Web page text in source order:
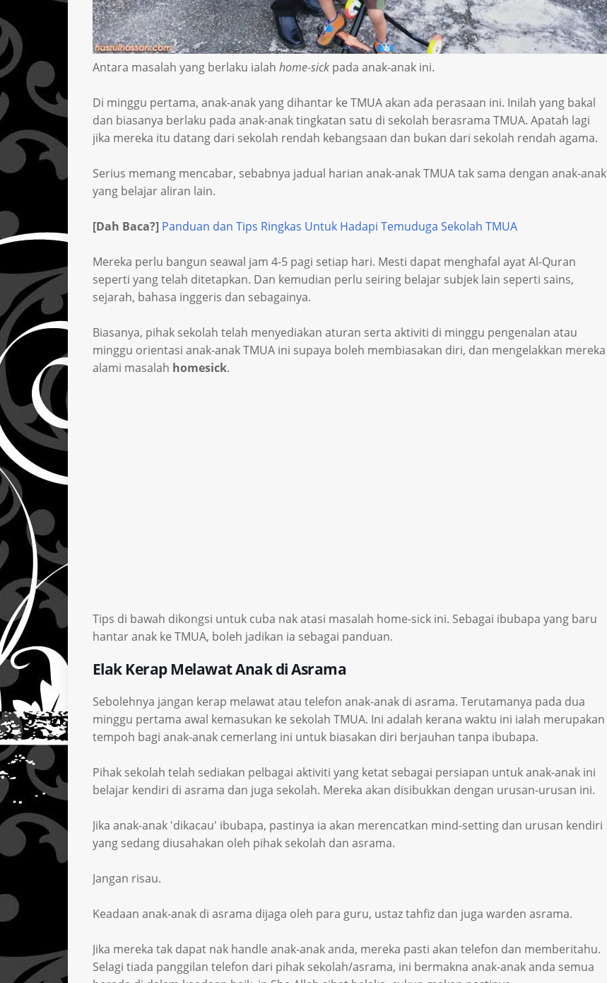
Antara masalah yang berlaku ialah home-sickpada anak-anak ini.
Di minggu pertama, anak-anak yang dihantar ke TMUA akan ada perasaan ini. Inilah yang bakal
dan biasanya berlaku pada anak-anak tingkatan satu di sekolah berasrama TMUA. Apatah lagi
jika mereka itu datang dari sekolah rendah kebangsaan dan bukan dari sekolah rendah agama.
Serius memang mencabar, sebabnya jadual harian anak-anak TMUA tak sama dengan anak-anak
yang belajar aliran lain.
[Dah Baca?] Panduan dan Tips Ringkas Untuk Hadapi Temuduga Sekolah TMUA
Mereka perlu bangun seawal jam 4-5 pagi setiap hari. Mesti dapat menghafal ayat Al-Quran
seperti yang telah ditetapkan. Dan kemudian perlu seiring belajar subjek lain seperti sains,
sejarah, bahasa inggeris dan sebagainya.
Biasanya, pihak sekolah telah menyediakan aturan serta aktiviti di minggu pengenalan atau
minggu orientasi anak-anak TMUA ini supaya boleh membiasakan diri, dan mengelakkan mereka
alami masalah homesick.
Tips di bawah dikongsi untuk cuba nak atasi masalah home-sick ini. Sebagai ibubapa yang baru
hantar anak ke TMUA, boleh jadikan ia sebagai panduan.
Elak Kerap Melawat Anak di Asrama
Sebolehnya jangan kerap melawat atau telefon anak-anak di asrama. Terutamanya pada dua
minggu pertama awal kemasukan ke sekolah TMUA. Ini adalah kerana waktu ini ialah merupakan
tempoh bagi anak-anak cemerlang ini untuk biasakan diri berjauhan tanpa ibubapa.
Pihak sekolah telah sediakan pelbagai aktiviti yang ketat sebagai persiapan untuk anak-anak ini
belajar kendiri di asrama dan juga sekolah. Mereka akan disibukkan dengan urusan-urusan ini.
Jika anak-anak 'dikacau' ibubapa, pastinya ia akan merencatkan mind-setting dan urusan kendiri
yang sedang diusahakan oleh pihak sekolah dan asrama.
Jangan risau.
Keadaan anak-anak di asrama dijaga oleh para guru, ustaz tahfiz dan juga warden asrama.
Jika mereka tak dapat nak handle anak-anak anda, mereka pasti akan telefon dan memberitahu.
Selagi tiada panggilan telefon dari pihak sekolah/asrama, ini bermakna anak-anak anda semua